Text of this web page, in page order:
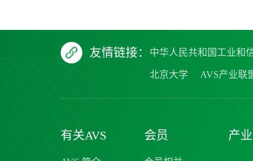
友情链接： 中华人民共和国工业和
北京大学 AVS产业联
有关AVS 会员 产